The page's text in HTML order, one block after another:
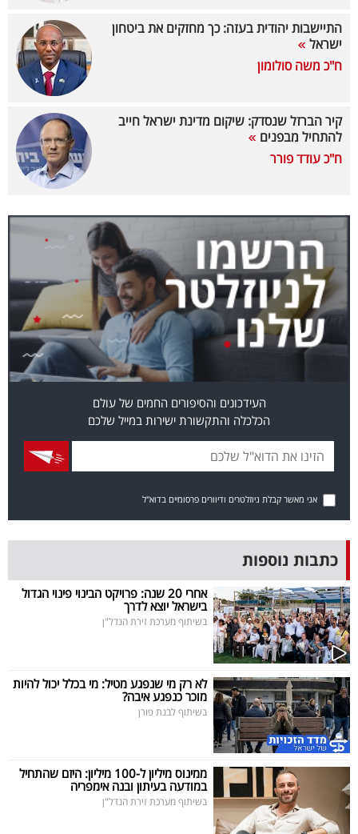
ניוזלטרים
מייל
אדום
אחרינו:
התיישבות יהודית בעזה: כך מחזקים את ביטחון
ישראל
ח"כ משה סולומון
קיר הברזל שנסדק: שיקום מדינת ישראל חייב
להתחיל מבפנים
ח"כ עודד פורר
העידכונים והסיפורים החמים של עולם
הכלכלה והתקשורת ישירות במייל שלכם
אני מאשר קבלת ניוזלטרים ודיוורים פרסומיים בדוא"ל
כתבות נוספות
אחרי 20 שנה: פרויקט הבינוי פינוי הגדול
בישראל יוצא לדרך
בשיתוף מערכת זירת הנדל"ן
לא רק מי שנפגע מטיל: מי בכלל יכול להיות
מוכר כנפגע איבה?
בשיתוף לבנת פורן
ממינוס מיליון ל-100 מיליון: היזם שהתחיל
במודעה בעיתון ובנה אימפריה
בשיתוף מערכת זירת הנדל"ן